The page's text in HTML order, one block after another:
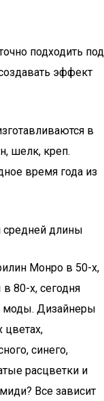
подходить под
эффект
в
шелк, креп.
время года из
средней длины
Монро в 50-х,
80-х, сегодня
моды. Дизайнеры
цветах,
синего,
расцветки и
Все зависит